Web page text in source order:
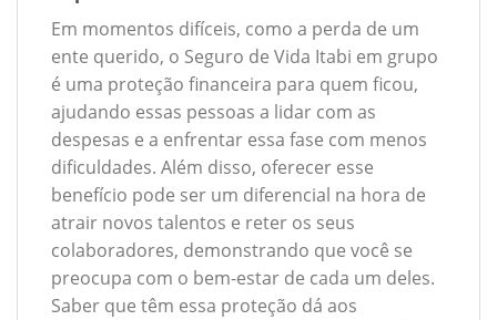
Em momentos difíceis, como a perda de um
ente querido, o Seguro de Vida Itabi em grupo
é uma proteção financeira para quem ficou,
ajudando essas pessoas a lidar com as
despesas e a enfrentar essa fase com menos
dificuldades. Além disso, oferecer esse
benefício pode ser um diferencial na hora de
atrair novos talentos e reter os seus
colaboradores, demonstrando que você se
preocupa com o bem-estar de cada um deles.
Saber que têm essa proteção dá aos